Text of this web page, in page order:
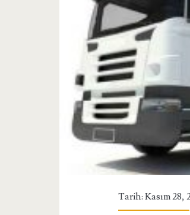
Tarih: Kasım 28,